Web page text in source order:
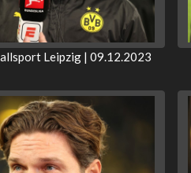
Leipzig | 09.12.2023